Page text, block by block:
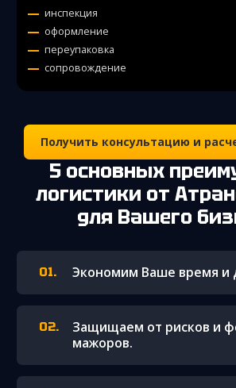
инспекция
оформление
переупаковка
сопровождение
Получить консультацию и
5 основных преимуществ
логистики от
для Вашего
Экономим Ваше время и
Защищаем от рисков и
мажоров.